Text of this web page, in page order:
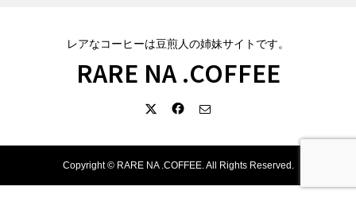
レアなコーヒーは豆煎人の姉妹サイトです。
RARE NA .COFFEE
Copyright ©RARE NA .COFFEE. All Rights Reserved.